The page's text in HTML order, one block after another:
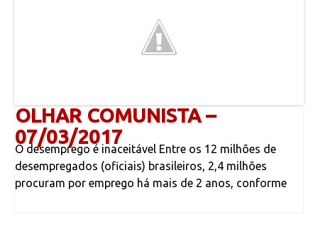
OLHAR COMUNISTA –
07/03/2017
O desemprego é inaceitável Entre os 12 milhões de
desempregados (oficiais) brasileiros, 2,4 milhões
procuram por emprego há mais de 2 anos, conforme